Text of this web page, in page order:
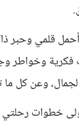
قلمي وحبر
فكرية وخواطر
وعن كل ما
خطوات